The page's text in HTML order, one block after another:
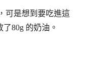
可是想到要吃進這
80g 的奶油。